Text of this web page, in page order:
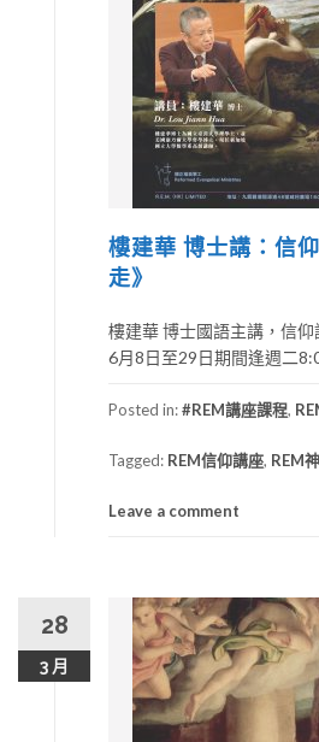
樓建華 博士講：信
走》
樓建華 博士國語主講，信
6月8日至29日期間逢週二
Posted in:#REM講座課程,
Tagged: REM信仰講座, REM
Leave a comment
28
3 月